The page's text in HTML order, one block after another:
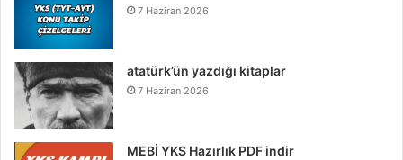
7 Haziran 2026
atatürk’ün yazdığı kitaplar
7 Haziran 2026
MEBİ YKS Hazırlık PDF indir